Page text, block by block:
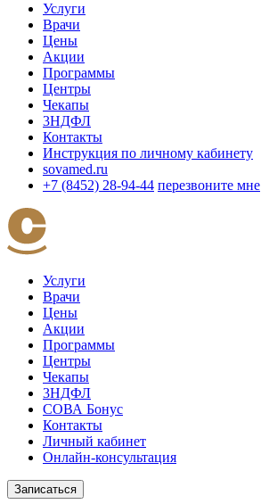
Услуги
Врачи
Цены
Акции
Программы
Центры
Чекапы
3НДФЛ
Контакты
Инструкция по личному кабинету
sovamed.ru
+7 (8452) 28-94-44 перезвоните мне
Услуги
Врачи
Цены
Акции
Программы
Центры
Чекапы
3НДФЛ
СОВА Бонус
Контакты
Личный кабинет
Онлайн-консультация
Записаться